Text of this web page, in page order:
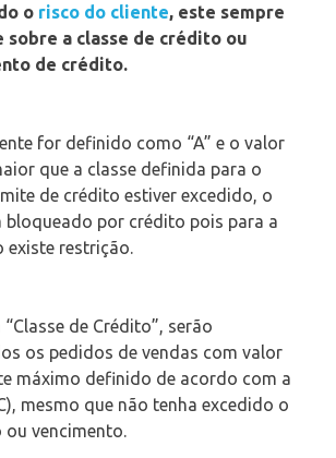
o risco do cliente, este sempre
a classe de crédito ou
de crédito.
for definido como “A” e o valor
que a classe definida para o
de crédito estiver excedido, o
bloqueado por crédito pois para a
existe restrição.
de Crédito”, serão
os pedidos de vendas com valor
máximo definido de acordo com a
mesmo que não tenha excedido o
vencimento.